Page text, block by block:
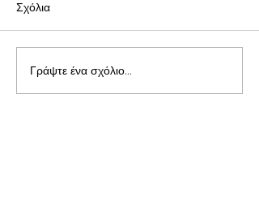
Σχόλια
Γράψτε ένα σχόλιο...